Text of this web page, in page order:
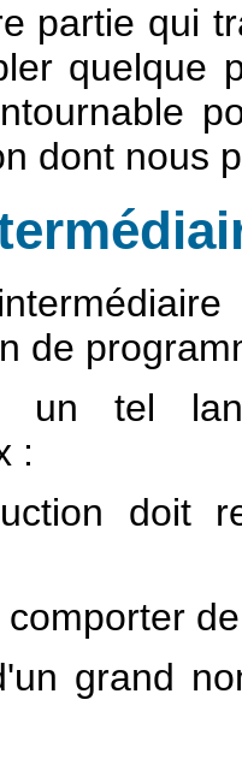
partie qui
quelque
dont nous
de
un tel
:
doit
grand